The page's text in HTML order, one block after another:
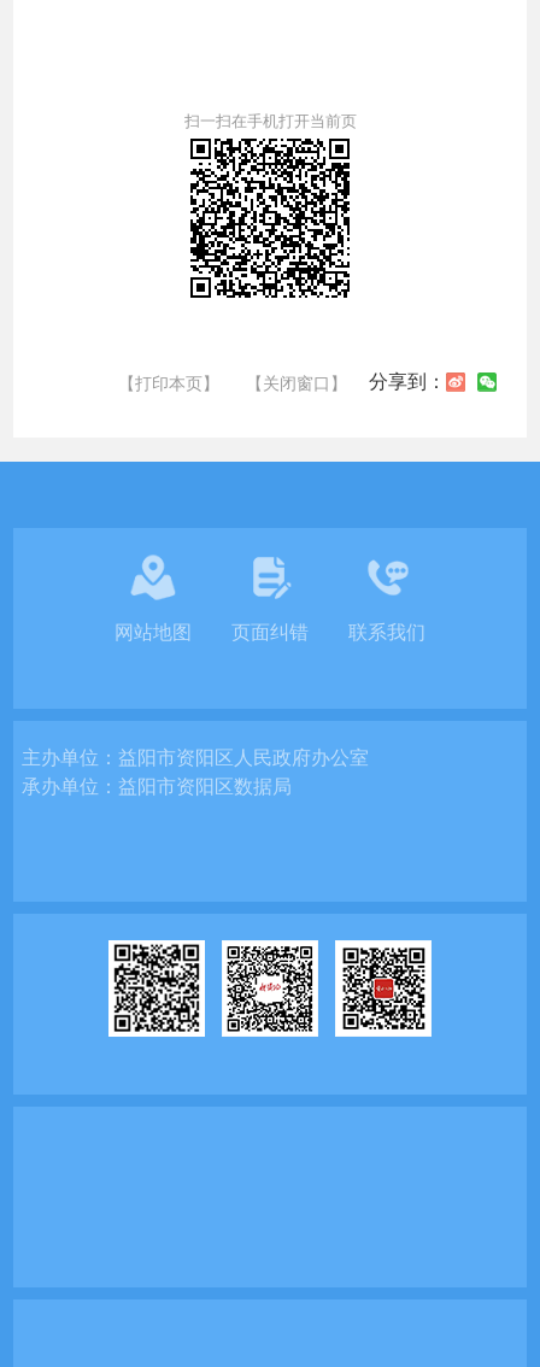
扫一扫在手机打开当前页
【打印本页】 【关闭窗口】 分享到：
网站地图 页面纠错 联系我们
主办单位：益阳市资阳区人民政府办公室
承办单位：益阳市资阳区数据局